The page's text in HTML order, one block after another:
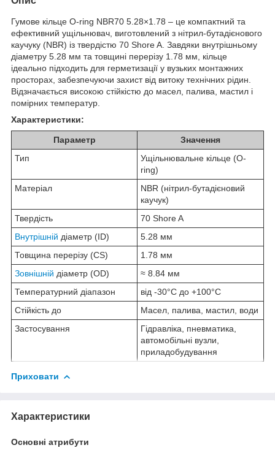
Гумове кільце O-ring NBR70 5.28×1.78 – це компактний та
ефективний ущільнювач, виготовлений з нітрил-бутадієнового
каучуку (NBR) із твердістю 70 Shore A. Завдяки внутрішньому
діаметру 5.28 мм та товщині перерізу 1.78 мм, кільце
ідеально підходить для герметизації у вузьких монтажних
просторах, забезпечуючи захист від витоку технічних рідин.
Відзначається високою стійкістю до масел, палива, мастил і
помірних температур.
Характеристики:
Параметр
Значення
Тип
Ущільнювальне кільце (O-
ring)
Матеріал
NBR (нітрил-бутадієновий
каучук)
Твердість
70 Shore A
Внутрішній діаметр (ID)
5.28 мм
Товщина перерізу (CS)
1.78 мм
Зовнішній діаметр (OD)
≈ 8.84 мм
Температурний діапазон
від -30°C до +100°C
Стійкість до
Масел, палива, мастил, води
Застосування
Гідравліка, пневматика,
автомобільні вузли,
приладобудування
Приховати
Характеристики
Основні атрибути